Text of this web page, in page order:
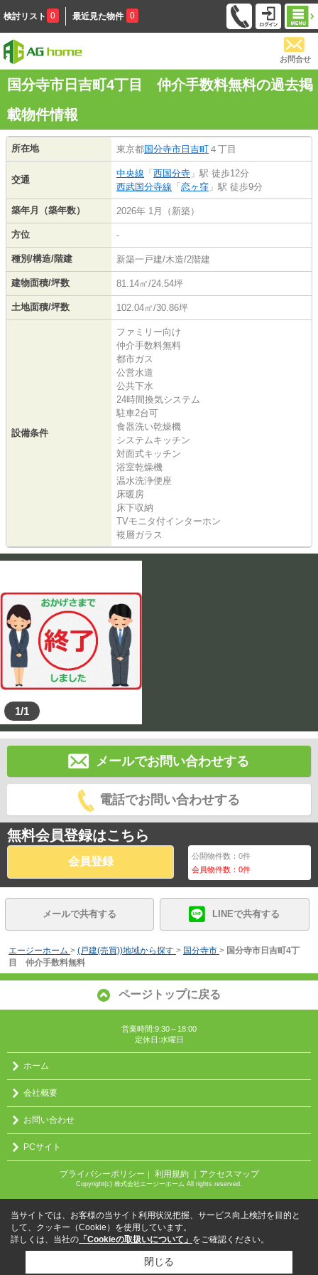
検討リスト 0 最近見た物件 0
お問合せ
国分寺市日吉町4丁目 仲介手数料無料の過去掲
載物件情報
所在地 東京都国分寺市 日吉町 ４丁目
交通
中央線 「 西国分寺 」駅 徒歩12分
西武国分寺線 「 恋ヶ窪 」駅 徒歩9分
築年月（築年数） 2026年 1月（新築）
方位 -
種別/構造/階建 新築一戸建/木造/2階建
建物面積/坪数 81.14㎡/24.54坪
土地面積/坪数 102.04㎡/30.86坪
設備条件
ファミリー向け
仲介手数料無料
都市ガス
公営水道
公共下水
24時間換気システム
駐車2台可
食器洗い乾燥機
システムキッチン
対面式キッチン
浴室乾燥機
温水洗浄便座
床暖房
床下収納
TVモニタ付インターホン
複層ガラス
1/1
メールでお問い合わせする
電話でお問い合わせする
無料会員登録はこちら
会員登録 公開物件数：0件
会員物件数：0件
メールで共有する LINEで共有する
エージーホーム > (戸建(売買))地域から探す > 国分寺市 > 国分寺市日吉町4丁
目 仲介手数料無料
ページトップに戻る
営業時間:9:30～18:00
定休日:水曜日
ホーム
会社概要
お問い合わせ
PCサイト
プライバシーポリシー ｜ 利用規約 ｜アクセスマップ
Copyright(c) 株式会社エージーホーム All rights reserved.
当サイトでは、お客様の当サイト利用状況把握、サービス向上検討を目的と
して、クッキー（Cookie）を使用しています。
詳しくは、当社の 「Cookieの取扱いについて」 をご確認ください。
閉じる